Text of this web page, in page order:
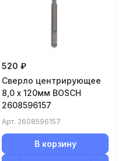
520 ₽
Сверло центрирующее
8,0 x 120мм BOSCH
2608596157
Арт. 2608596157
В корзину